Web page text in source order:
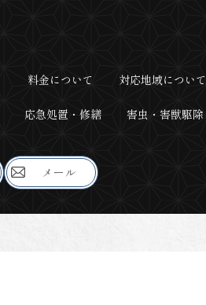
料金について 対応地域について
応急処置・修繕 害虫・害獣駆除
メール